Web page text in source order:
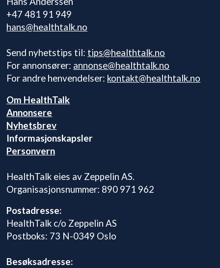
+47 481 91 949
hans@healthtalk.no
Send nyhetstips til: tips@healthtalk.no
For annonsører: annonse@healthtalk.no
For andre henvendelser: kontakt@healthtalk.no
Om HealthTalk
Annonsere
Nyhetsbrev
Informasjonskapsler
Personvern
HealthTalk eies av Zeppelin AS.
Organisasjonsnummer: 890 971 962
Postadresse:
HealthTalk c/o Zeppelin AS
Postboks: 73 N-0349 Oslo
Besøksadresse: